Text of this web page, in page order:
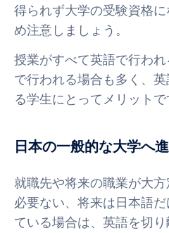
得られず大学の受験資格
め注意しましょう。
授業がすべて英語で行わ
で行われる場合も多く、
る学生にとってメリットで
日本の一般的な大学へ
就職先や将来の職業が大
必要ない、将来は日本語
ている場合は、英語を切